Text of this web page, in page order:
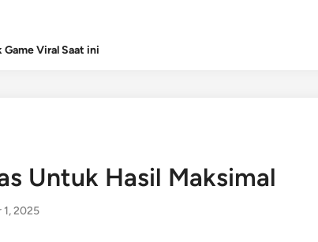
Viral Saat ini
Untuk Hasil Maksimal
2025